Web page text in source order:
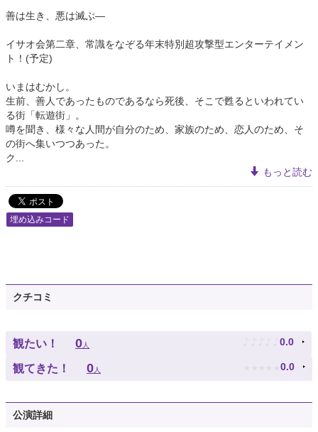
善は生き、悪は滅ぶ―
イサオ会第二章、常識をなぞる年末特別超攻撃型エンターテイメン
ト！(予定)
いまはむかし。
生前、善人であったものであるなら死後、そこで甦るといわれてい
る街「転遊街」。
噂を聞き、様々な人間が自分のため、家族のため、恋人のため、そ
の街へ集いつつあった。
ク...
もっと読む
埋め込みコード
クチコミ
観たい！ 0人 ♪ ♪ ♪ ♪ ♪ 0.0
観てきた！ 0人 ★ ★ ★ ★ ★ 0.0
公演詳細